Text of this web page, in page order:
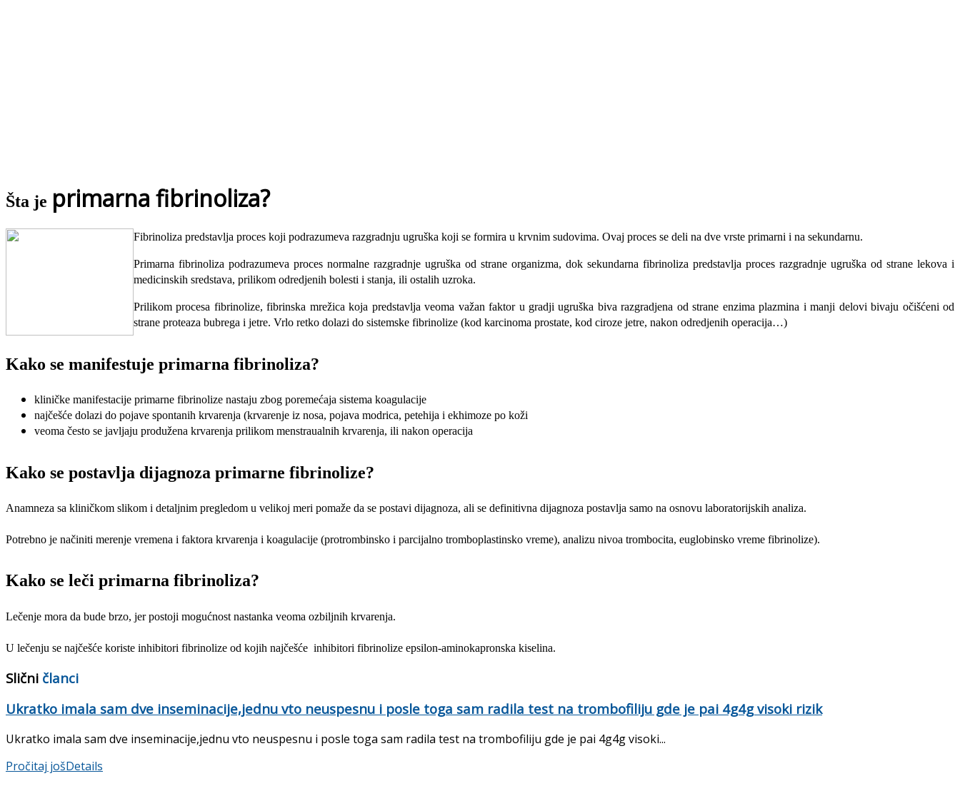
Šta je primarna fibrinoliza?
Fibrinoliza predstavlja proces koji podrazumeva razgradnju ugruška koji se formira u krvnim sudovima. Ovaj proces se deli na dve vrste primarni i na sekundarnu.
Primarna fibrinoliza podrazumeva proces normalne razgradnje ugruška od strane organizma, dok sekundarna fibrinoliza predstavlja proces razgradnje ugruška od strane lekova i
medicinskih sredstava, prilikom odredjenih bolesti i stanja, ili ostalih uzroka.
Prilikom procesa fibrinolize, fibrinska mrežica koja predstavlja veoma važan faktor u gradji ugruška biva razgradjena od strane enzima plazmina i manji delovi bivaju očišćeni od
strane proteaza bubrega i jetre. Vrlo retko dolazi do sistemske fibrinolize (kod karcinoma prostate, kod ciroze jetre, nakon odredjenih operacija…)
Kako se manifestuje primarna fibrinoliza?
kliničke manifestacije primarne fibrinolize nastaju zbog poremećaja sistema koagulacije
najčešće dolazi do pojave spontanih krvarenja (krvarenje iz nosa, pojava modrica, petehija i ekhimoze po koži
veoma često se javljaju produžena krvarenja prilikom menstraualnih krvarenja, ili nakon operacija
Kako se postavlja dijagnoza primarne fibrinolize?
Anamneza sa kliničkom slikom i detaljnim pregledom u velikoj meri pomaže da se postavi dijagnoza, ali se definitivna dijagnoza postavlja samo na osnovu laboratorijskih analiza.
Potrebno je načiniti merenje vremena i faktora krvarenja i koagulacije (protrombinsko i parcijalno tromboplastinsko vreme), analizu nivoa trombocita, euglobinsko vreme fibrinolize).
Kako se leči primarna fibrinoliza?
Lečenje mora da bude brzo, jer postoji mogućnost nastanka veoma ozbiljnih krvarenja.
U lečenju se najčešće koriste inhibitori fibrinolize od kojih najčešće inhibitori fibrinolize epsilon-aminokapronska kiselina.
Slični članci
Ukratko imala sam dve inseminacije,jednu vto neuspesnu i posle toga sam radila test na trombofiliju gde je pai 4g4g visoki rizik
Ukratko imala sam dve inseminacije,jednu vto neuspesnu i posle toga sam radila test na trombofiliju gde je pai 4g4g visoki...
Pročitaj jošDetails